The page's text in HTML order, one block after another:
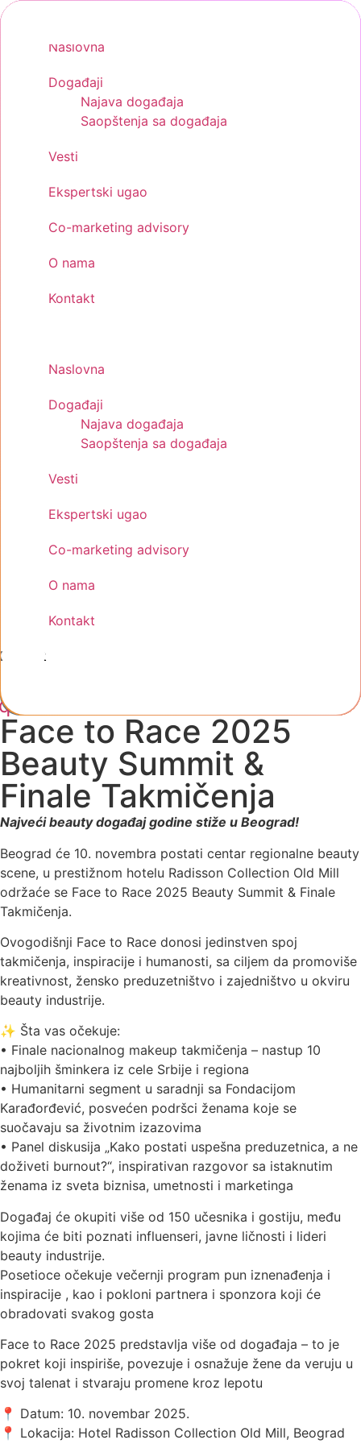
Skip
Naslovna
Događaji
Najava događaja
Saopštenja sa događaja
Vesti
Ekspertski ugao
Co-marketing advisory
O nama
Kontakt
Naslovna
Događaji
Najava događaja
Saopštenja sa događaja
Vesti
Ekspertski ugao
Co-marketing advisory
O nama
Kontakt
Kontakt
Face to Race 2025
Beauty Summit &
Finale Takmičenja
Najveći beauty događaj godine stiže u Beograd!
Beograd će 10. novembra postati centar regionalne beauty
scene, u prestižnom hotelu Radisson Collection Old Mill
održaće se Face to Race 2025 Beauty Summit & Finale
Takmičenja.
Ovogodišnji Face to Race donosi jedinstven spoj
takmičenja, inspiracije i humanosti, sa ciljem da promoviše
kreativnost, žensko preduzetništvo i zajedništvo u okviru
beauty industrije.
✨ Šta vas očekuje:
• Finale nacionalnog makeup takmičenja – nastup 10
najboljih šminkera iz cele Srbije i regiona
• Humanitarni segment u saradnji sa Fondacijom
Karađorđević, posvećen podršci ženama koje se
suočavaju sa životnim izazovima
• Panel diskusija „Kako postati uspešna preduzetnica, a ne
doživeti burnout?“, inspirativan razgovor sa istaknutim
ženama iz sveta biznisa, umetnosti i marketinga
Događaj će okupiti više od 150 učesnika i gostiju, među
kojima će biti poznati influenseri, javne ličnosti i lideri
beauty industrije.
Posetioce očekuje večernji program pun iznenađenja i
inspiracije , kao i pokloni partnera i sponzora koji će
obradovati svakog gosta
Face to Race 2025 predstavlja više od događaja – to je
pokret koji inspiriše, povezuje i osnažuje žene da veruju u
svoj talenat i stvaraju promene kroz lepotu
📍 Datum: 10. novembar 2025.
📍 Lokacija: Hotel Radisson Collection Old Mill, Beograd